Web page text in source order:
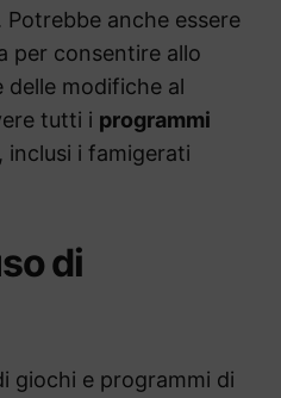
Potrebbe anche essere
per consentire allo
delle modifiche al
tutti i programmi
inclusi i famigerati
di
giochi e programmi di